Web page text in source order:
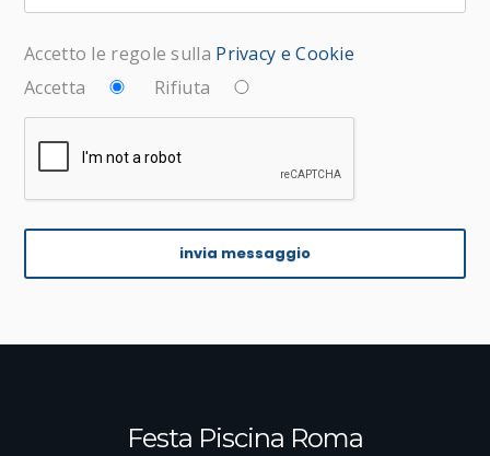
Accetto le regole sulla Privacy e Cookie
Accetta
Rifiuta
Festa Piscina Roma